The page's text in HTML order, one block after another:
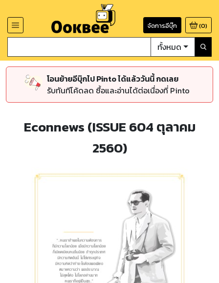
จัดการอีบุ๊ก (0)
ทั้งหมด
โอนย้ายอีบุ๊กไป Pinto ได้แล้ววันนี้ กดเลย
รับทันทีโค้ดลด ซื้อและอ่านได้ต่อเนื่องที่ Pinto
Econnews (ISSUE 604 ตุลาคม
2560)